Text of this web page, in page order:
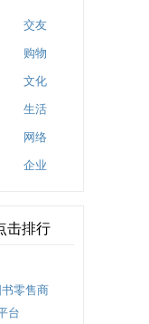
交友
购物
文化
生活
网络
企业
击排行
零售商
台